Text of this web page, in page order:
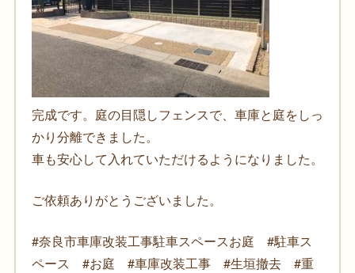
完成です。庭の目隠しフェンスで、車庫と庭をしっ
かり分離できました。
車も安心して入れていただけるようになりました。
ご依頼ありがとうございました。
#奈良市車庫改装工事駐車スペースお庭 #駐車ス
ペース #お庭 #車庫改装工事 #生垣撤去 #重